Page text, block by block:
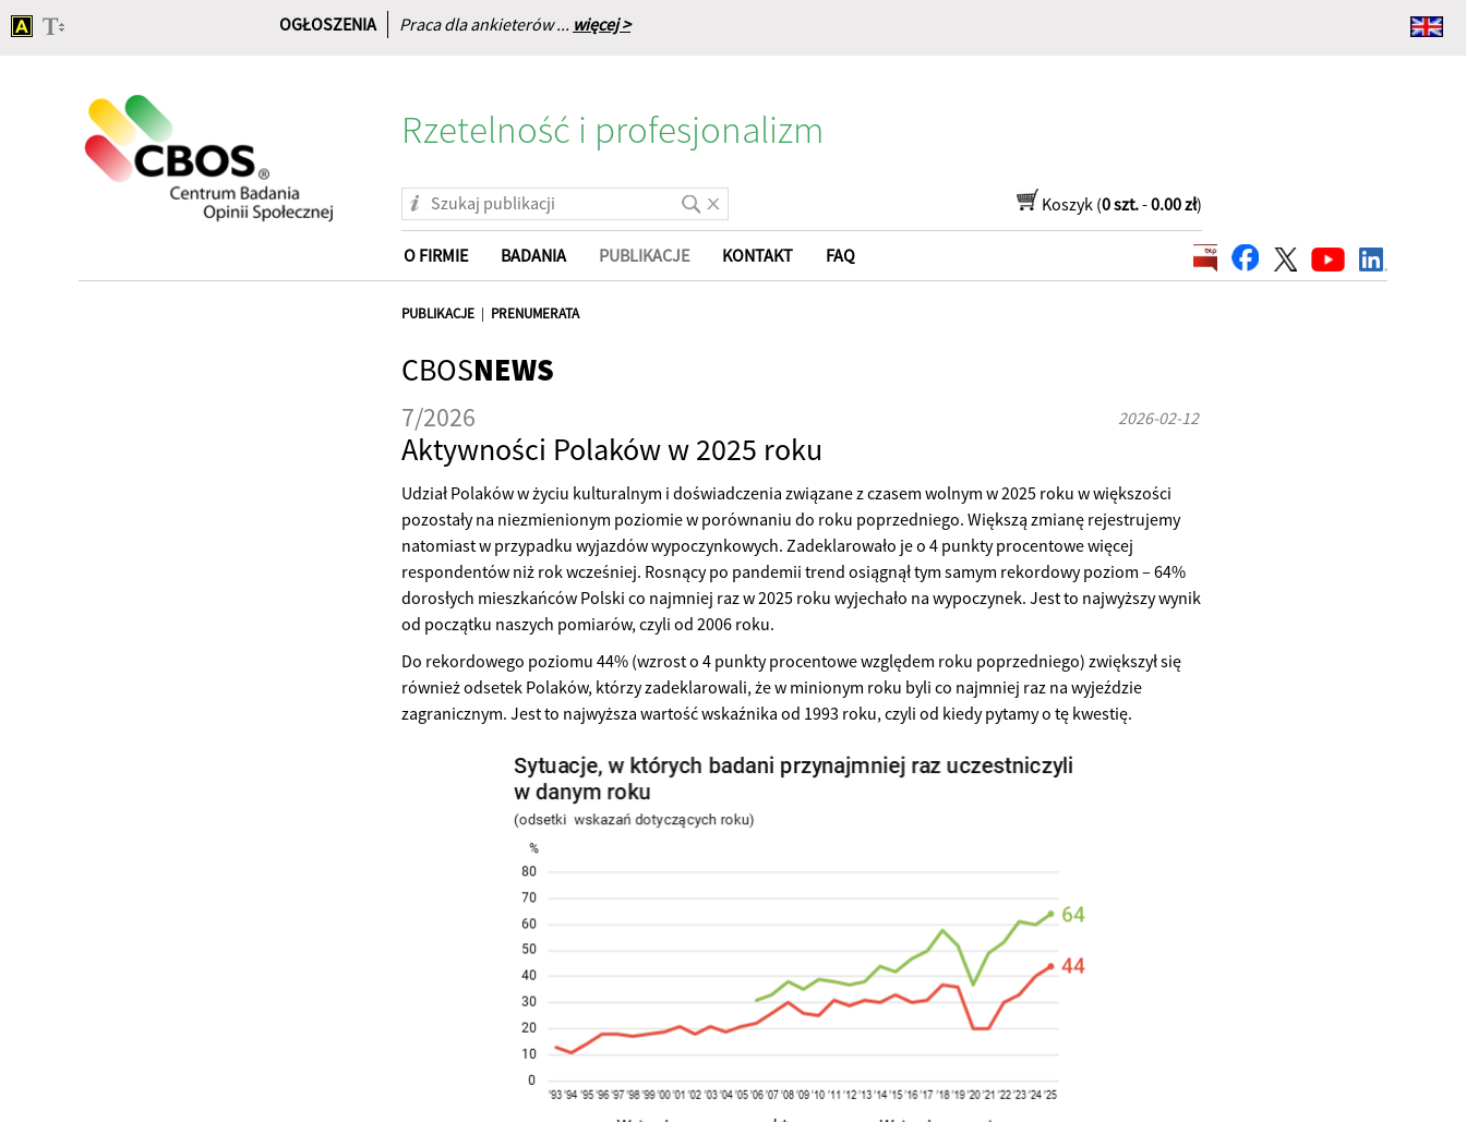
OGŁOSZENIA Praca dla ankieterów ... więcej >
główna
Rzetelność i profesjonalizm
Koszyk (0 szt.-0.00 zł)
O FIRMIE BADANIA PUBLIKACJE KONTAKT FAQ
PUBLIKACJE | PRENUMERATA
CBOSNEWS
7/2026 2026-02-12
Aktywności Polaków w 2025 roku
Udział Polaków w życiu kulturalnym i doświadczenia związane z czasem wolnym w 2025 roku w większości
pozostały na niezmienionym poziomie w porównaniu do roku poprzedniego. Większą zmianę rejestrujemy
natomiast w przypadku wyjazdów wypoczynkowych. Zadeklarowało je o 4 punkty procentowe więcej
respondentów niż rok wcześniej. Rosnący po pandemii trend osiągnął tym samym rekordowy poziom – 64%
dorosłych mieszkańców Polski co najmniej raz w 2025 roku wyjechało na wypoczynek. Jest to najwyższy wynik
od początku naszych pomiarów, czyli od 2006 roku.
Do rekordowego poziomu 44% (wzrost o 4 punkty procentowe względem roku poprzedniego) zwiększył się
również odsetek Polaków, którzy zadeklarowali, że w minionym roku byli co najmniej raz na wyjeździe
zagranicznym. Jest to najwyższa wartość wskaźnika od 1993 roku, czyli od kiedy pytamy o tę kwestię.